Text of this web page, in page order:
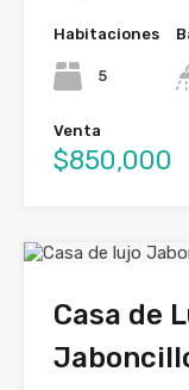
Habitaciones
5
Venta
$850,000
Casa de